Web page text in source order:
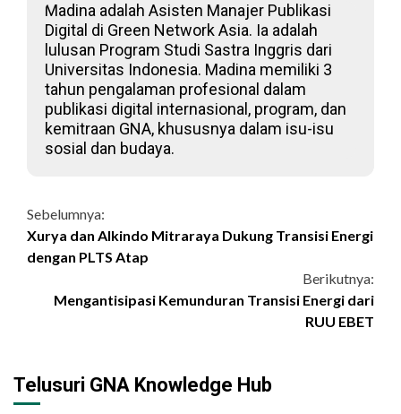
Madina adalah Asisten Manajer Publikasi
Digital di Green Network Asia. Ia adalah
lulusan Program Studi Sastra Inggris dari
Universitas Indonesia. Madina memiliki 3
tahun pengalaman profesional dalam
publikasi digital internasional, program, dan
kemitraan GNA, khususnya dalam isu-isu
sosial dan budaya.
Continue
Reading
Sebelumnya:
Xurya dan Alkindo Mitraraya Dukung Transisi Energi
dengan PLTS Atap
Berikutnya:
Mengantisipasi Kemunduran Transisi Energi dari
RUU EBET
Telusuri GNA Knowledge Hub